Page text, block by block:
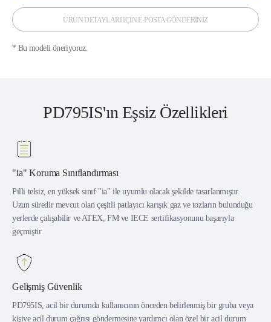
ÜRÜN DETAYLARI İÇİN E-POSTA GÖNDERİNİZ
* Bu modeli öneriyoruz.
PD795IS'ın Eşsiz Özellikleri
"ia" Koruma Sınıflandırması
Pilli telsiz, en yüksek sınıf "ia" ile uyumlu olacak şekilde tasarlanmıştır.
Uzun süredir mevcut olan çeşitli patlayıcı karışık gaz ve tozların bulunduğu
yerlerde çalışabilir ve ATEX, FM ve IECE sertifikasyonunu başarıyla
geçmiştir
Gelişmiş Güvenlik
PD795IS, acil bir durumda kullanıcının önceden belirlenmiş bir gruba veya
kişiye acil durum çağrısı göndermesine yardımcı olan özel bir acil durum